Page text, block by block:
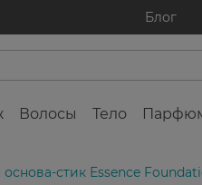
Блог
Волосы Тело
основа-стик Essence